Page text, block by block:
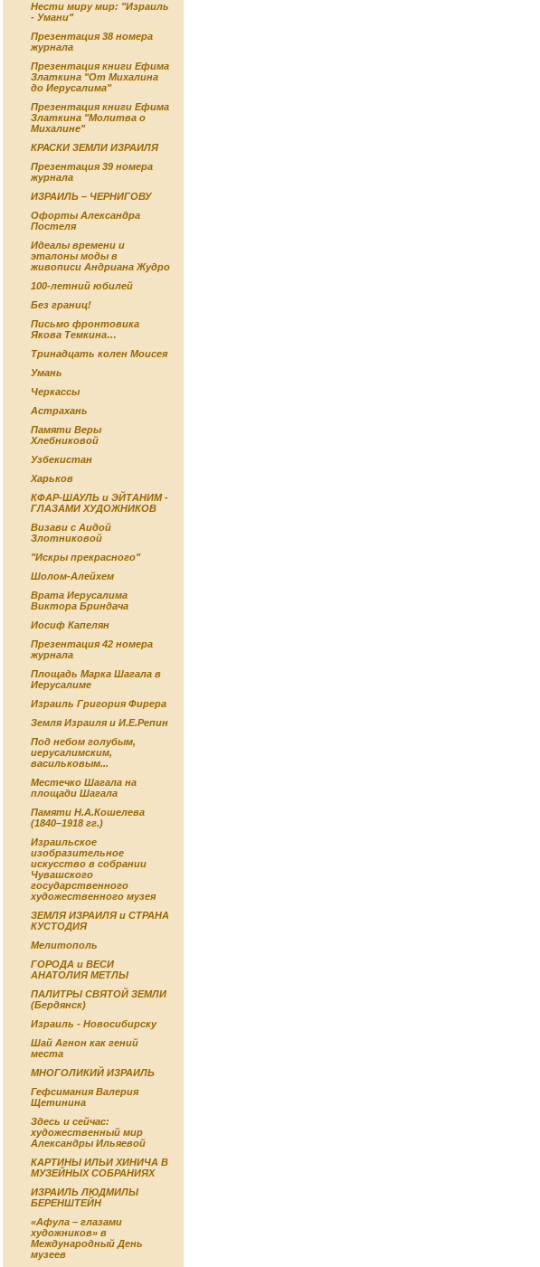
Нести миру мир: "Израиль
- Умани"
Презентация 38 номера
журнала
Презентация книги Ефима
Златкина "От Михалина
до Иерусалима"
Презентация книги Ефима
Златкина "Молитва о
Михалине"
КРАСКИ ЗЕМЛИ ИЗРАИЛЯ
Презентация 39 номера
журнала
ИЗРАИЛЬ – ЧЕРНИГОВУ
Офорты Александра
Постеля
Идеалы времени и
эталоны моды в
живописи Андриана Жудро
100-летний юбилей
Без границ!
Письмо фронтовика
Якова Темкина…
Тринадцать колен Моисея
Умань
Черкассы
Астрахань
Памяти Веры
Хлебниковой
Узбекистан
Харьков
КФАР-ШАУЛЬ и ЭЙТАНИМ -
ГЛАЗАМИ ХУДОЖНИКОВ
Визави с Аидой
Злотниковой
"Искры прекрасного"
Шолом-Алейхем
Врата Иерусалима
Виктора Бриндача
Иосиф Капелян
Презентация 42 номера
журнала
Площадь Марка Шагала в
Иерусалиме
Израиль Григория Фирера
Земля Израиля и И.Е.Репин
Под небом голубым,
иерусалимским,
васильковым...
Местечко Шагала на
площади Шагала
Памяти Н.А.Кошелева
(1840–1918 гг.)
Израильское
изобразительное
искусство в собрании
Чувашского
государственного
художественного музея
ЗЕМЛЯ ИЗРАИЛЯ и СТРАНА
КУСТОДИЯ
Мелитополь
ГОРОДА и ВЕСИ
АНАТОЛИЯ МЕТЛЫ
ПАЛИТРЫ СВЯТОЙ ЗЕМЛИ
(Бердянск)
Израиль - Новосибирску
Шай Агнон как гений
места
МНОГОЛИКИЙ ИЗРАИЛЬ
Гефсимания Валерия
Щетинина
Здесь и сейчас:
художественный мир
Александры Ильяевой
КАРТИНЫ ИЛЬИ ХИНИЧА В
МУЗЕЙНЫХ СОБРАНИЯХ
ИЗРАИЛЬ ЛЮДМИЛЫ
БЕРЕНШТЕЙН
«Афула – глазами
художников» в
Международный День
музеев